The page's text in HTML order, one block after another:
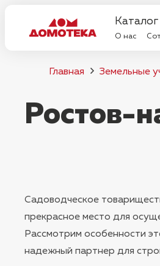
Каталог
О нас
Главная Земельные
Ростов-
Садоводческое
прекрасное место для
Рассмотрим особенности
надежный партнер для